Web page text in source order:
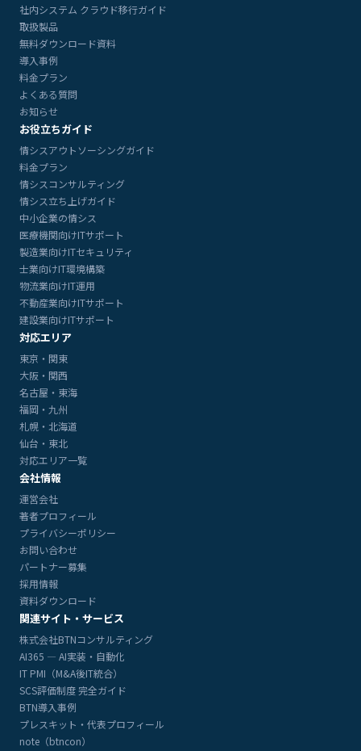
社内システム クラウド移行ガイド
取扱製品
無料ダウンロード資料
導入事例
料金プラン
よくある質問
お知らせ
お役立ちガイド
情シスアウトソーシングガイド
料金プラン
情シスコンサルティング
情シス立ち上げガイド
中小企業の情シス
医療機関向けITサポート
製造業向けITセキュリティ
士業向けIT環境構築
物流業向けIT運用
不動産業向けITサポート
建設業向けITサポート
対応エリア
東京・関東
大阪・関西
名古屋・東海
福岡・九州
札幌・北海道
仙台・東北
対応エリア一覧
会社情報
運営会社
著者プロフィール
プライバシーポリシー
お問い合わせ
パートナー募集
採用情報
資料ダウンロード
関連サイト・サービス
株式会社BTNコンサルティング
AI365 — AI実装・自動化
IT PMI（M&A後IT統合）
SCS評価制度 完全ガイド
BTN導入事例
プレスキット・代表プロフィール
note（btncon）